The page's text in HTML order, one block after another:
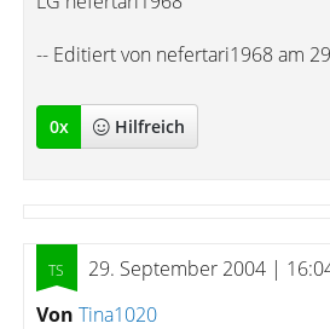
-- Editiert von nefertari1968 am
0x Hilfreich
29. September 2004 |
Von Tina1020